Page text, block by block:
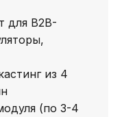
для B2B-
из 4
(по 3-4